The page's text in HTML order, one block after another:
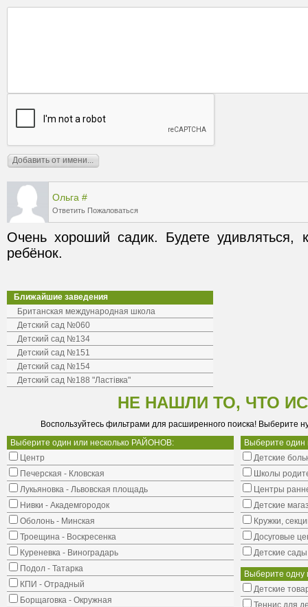
Ольга #
Ответить Пожаловаться
Очень хороший садик. Будете удивляться,
ребёнок.
Ближайшие заведения
Британская международная школа
Детский сад №060
Детский сад №134
Детский сад №151
Детский сад №154
Детский сад №188 "Ластівка"
НЕ НАШЛИ ТО, ЧТО
Воспользуйтесь фильтрами для расширенного поиска! Выберите
Выберите один или несколько РАЙОНОВ:
Центр
Печерская - Кловская
Лукьяновка - Львовская площадь
Нивки - Академгородок
Оболонь - Минская
Троещина - Воскресенка
Куреневка - Виноградарь
Подол - Татарка
КПИ - Отрадный
Борщаговка - Окружная
Выберите
Детские
Школы
Центры
Детские
Кружки,
Досуговые
Детские сады
Выберите одну
Детские
Теннис для